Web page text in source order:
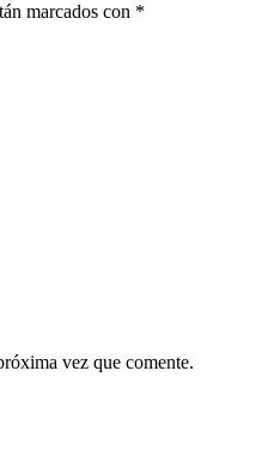
marcados con *
vez que comente.